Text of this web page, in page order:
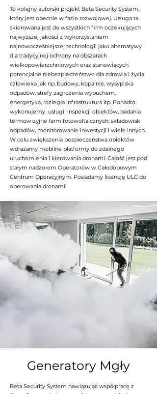
To kolejny autorski projekt Beta Security System,
który jest obecnie w fazie rozwojowej. Usługa ta
skierowana jest do wszystkich firm oczekujących
najwyższej jakości z wykorzystaniem
najnowocześniejszej technologii jako alternatywy
dla tradycyjnej ochrony na obszarach
wielkopowierzchniowych oraz stanowiących
potencjalne niebezpieczeństwo dla zdrowia i życia
człowieka jak np. budowy, kopalnie, wysypiska
odpadów, strefy zagrożenia wybuchem,
energetyka, rozległa infrastruktura itp. Ponadto
wykonujemy usługi inspekcji obiektów, badania
termowizyjne farm fotowoltaicznych, składowisk
odpadów, monitorowanie inwestycji i wiele innych.
W celu zwiększenia bezpieczeństwa obiektów
wdrażamy mobilne platformy do zdalnego
uruchomienia i kierowania dronami. Całość jest pod
stałym nadzorem Operatorów w Całodobowym
Centrum Operacyjnym. Posiadamy licencję ULC do
operowania dronami.
Generatory Mgły
Beta Security System nawiązując współpracę z